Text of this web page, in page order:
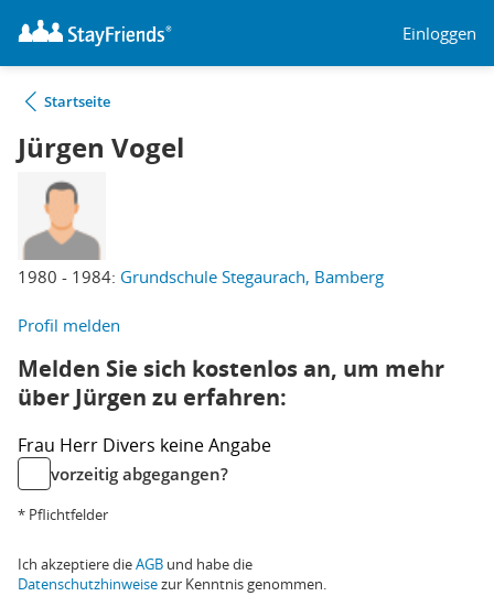
Einloggen
Startseite
Jürgen Vogel
1980 - 1984: Grundschule Stegaurach, Bamberg
Profil melden
Melden Sie sich kostenlos an, um mehr
über Jürgen zu erfahren:
Frau Herr Divers keine Angabe
vorzeitig abgegangen?
* Pflichtfelder
Ich akzeptiere dieAGB und habe die
Datenschutzhinweisezur Kenntnis genommen.